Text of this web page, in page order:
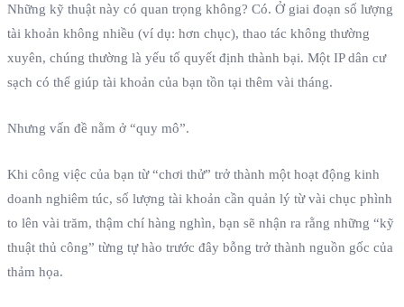
Những kỹ thuật này có quan trọng không? Có. Ở giai đoạn số lượng
tài khoản không nhiều (ví dụ: hơn chục), thao tác không thường
xuyên, chúng thường là yếu tố quyết định thành bại. Một IP dân cư
sạch có thể giúp tài khoản của bạn tồn tại thêm vài tháng.
Nhưng vấn đề nằm ở “quy mô”.
Khi công việc của bạn từ “chơi thử” trở thành một hoạt động kinh
doanh nghiêm túc, số lượng tài khoản cần quản lý từ vài chục phình
to lên vài trăm, thậm chí hàng nghìn, bạn sẽ nhận ra rằng những “kỹ
thuật thủ công” từng tự hào trước đây bỗng trở thành nguồn gốc của
thảm họa.